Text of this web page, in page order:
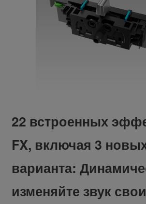
22 встроенных
FX, включая 3
варианта:
изменяйте звук